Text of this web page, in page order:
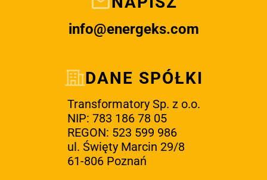
info@energeks.com
DANE SPÓŁKI
Transformatory Sp. z o.o.
NIP: 783 186 78 05
REGON: 523 599 986
ul. Święty Marcin 29/8
61-806 Poznań